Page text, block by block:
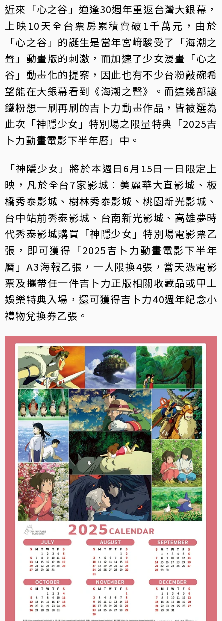
近來「心之谷」適逢30週年重返台灣大銀幕，
上映10天全台票房累積賣破1千萬元，由於
「心之谷」的誕生是當年宮﨑駿受了「海潮之
聲」動畫版的刺激，而加速了少女漫畫「心之
谷」動畫化的提案，因此也有不少台粉敲碗希
望能在大銀幕看到《海潮之聲》。而這幾部讓
鐵粉想一刷再刷的吉卜力動畫作品，皆被選為
此次「神隱少女」特別場之限量特典「2025吉
卜力動畫電影下半年曆」中。
「神隱少女」將於本週日6月15日一日限定上
映，凡於全台7家影城：美麗華大直影城、板
橋秀泰影城、樹林秀泰影城、桃園新光影城、
台中站前秀泰影城、台南新光影城、高雄夢時
代秀泰影城購買「神隱少女」特別場電影票乙
張，即可獲得「2025吉卜力動畫電影下半年
曆」A3海報乙張，一人限換4張，當天憑電影
票及攜帶任一件吉卜力正版相關收藏品或甲上
娛樂特典入場，還可獲得吉卜力40週年紀念小
禮物兌換券乙張。